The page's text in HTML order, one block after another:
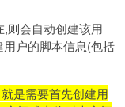
则会自动创建该用
户的脚本信息(包括
是需要首先创建用